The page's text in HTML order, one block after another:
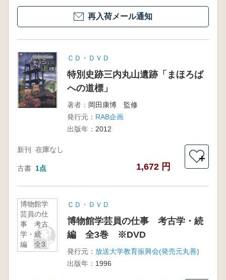
再入荷メール通知
ＣＤ・ＤＶＤ
特別史跡三内丸山遺跡「まほろば
への道標」
著者： 岡田康博 監修
発行元： RAB企画
出版年： 2012
新刊 在庫なし
古書 1点 1,672 円
＋
博物館学
芸員の仕
事 考古
学・続
編 全3
巻
ＣＤ・ＤＶＤ
博物館学芸員の仕事 考古学・続
編 全3巻 ※DVD
発行元： 放送大学教育振興会(発売元丸善)
出版年： 1996